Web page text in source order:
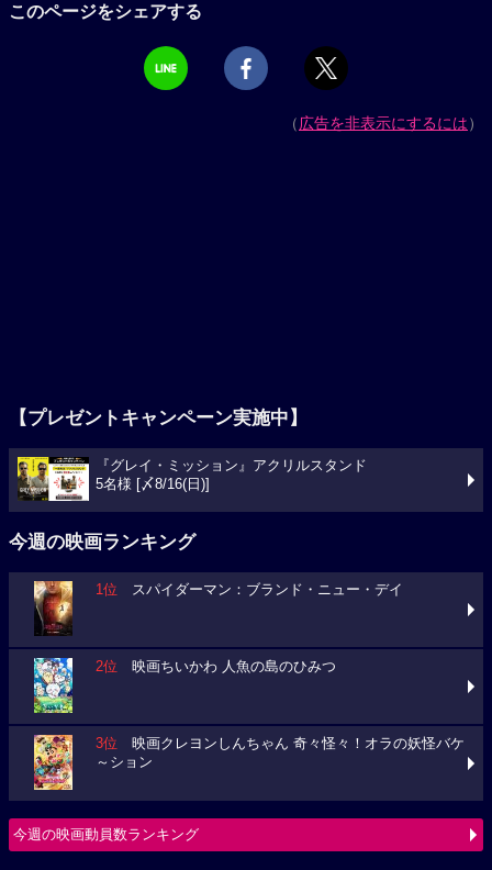
このページをシェアする
（広告を非表示にするには）
【プレゼントキャンペーン実施中】
『グレイ・ミッション』アクリルスタンド
5名様 [〆8/16(日)]
今週の映画ランキング
1位 スパイダーマン：ブランド・ニュー・デイ
2位 映画ちいかわ 人魚の島のひみつ
3位 映画クレヨンしんちゃん 奇々怪々！オラの妖怪バケ
～ション
今週の映画動員数ランキング